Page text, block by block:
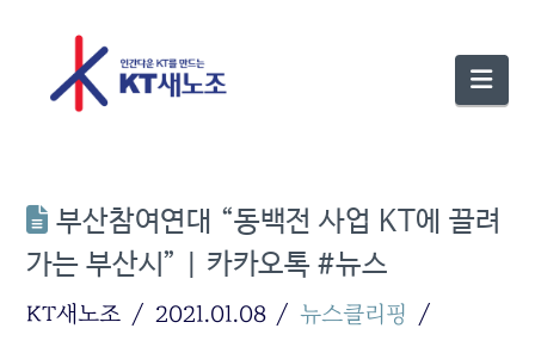
부산참여연대 “동백전 사업 KT에 끌려
가는 부산시” | 카카오톡 #뉴스
KT새노조 2021.01.08 뉴스클리핑